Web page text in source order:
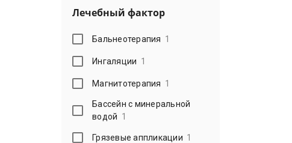
Лечебный фактор
Бальнеотерапия 1
Ингаляции 1
Магнитотерапия 1
Бассейн с минеральной
водой 1
Грязевые аппликации 1